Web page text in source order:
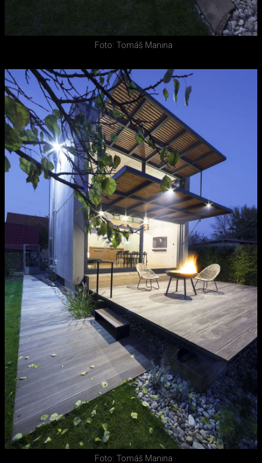
Foto: Tomáš Manina
Foto: Tomáš Manina